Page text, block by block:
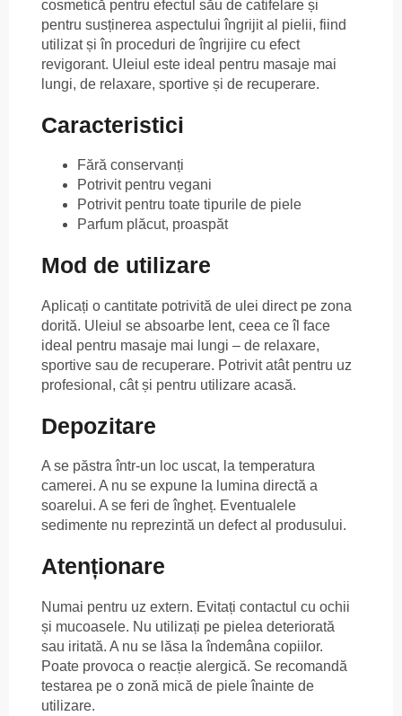
cosmetică pentru efectul său de catifelare și
pentru susținerea aspectului îngrijit al pielii, fiind
utilizat și în proceduri de îngrijire cu efect
revigorant. Uleiul este ideal pentru masaje mai
lungi, de relaxare, sportive și de recuperare.
Caracteristici
Fără conservanți
Potrivit pentru vegani
Potrivit pentru toate tipurile de piele
Parfum plăcut, proaspăt
Mod de utilizare
Aplicați o cantitate potrivită de ulei direct pe zona
dorită. Uleiul se absoarbe lent, ceea ce îl face
ideal pentru masaje mai lungi – de relaxare,
sportive sau de recuperare. Potrivit atât pentru uz
profesional, cât și pentru utilizare acasă.
Depozitare
A se păstra într-un loc uscat, la temperatura
camerei. A nu se expune la lumina directă a
soarelui. A se feri de îngheț. Eventualele
sedimente nu reprezintă un defect al produsului.
Atenționare
Numai pentru uz extern. Evitați contactul cu ochii
și mucoasele. Nu utilizați pe pielea deteriorată
sau iritată. A nu se lăsa la îndemâna copiilor.
Poate provoca o reacție alergică. Se recomandă
testarea pe o zonă mică de piele înainte de
utilizare.